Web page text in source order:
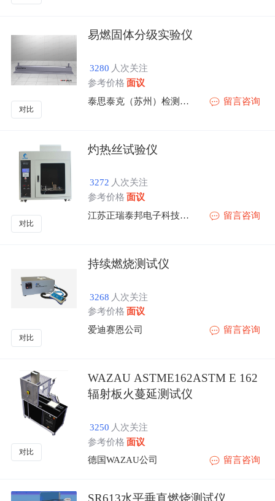
对比
易燃固体分级实验仪
3280 人次关注
参考价格 面议
泰思泰克（苏州）检测仪器科技有限公司
留言咨询
对比
灼热丝试验仪
3272 人次关注
参考价格 面议
江苏正瑞泰邦电子科技有限公司
留言咨询
对比
持续燃烧测试仪
3268 人次关注
参考价格 面议
爱迪赛恩公司
留言咨询
对比
WAZAU ASTME162ASTM E 162
辐射板火蔓延测试仪
3250 人次关注
参考价格 面议
德国WAZAU公司
留言咨询